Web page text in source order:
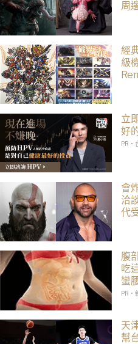
周
經
級
立
好
PR・
會
洽
代
腹
吃
蠻
PR・
天
幫